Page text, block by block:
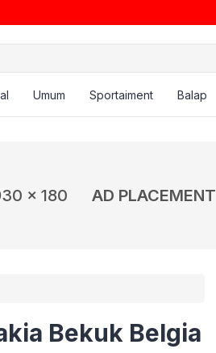
Umum Sportaiment Balap
x 180 AD PLACEMENT
Bekuk Belgia